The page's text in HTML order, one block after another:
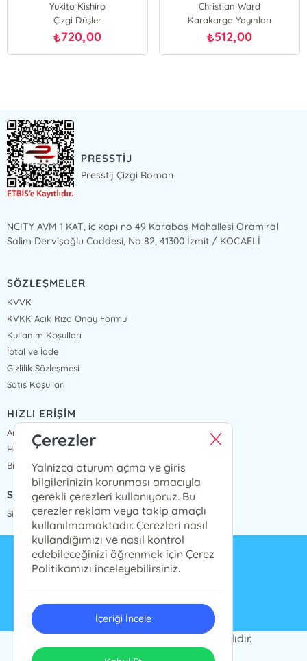
Yukito Kishiro
Çizgi Düşler
₺720,00
Christian Ward
Karakarga Yayınları
₺512,00
PRESSTİJ
Presstij Çizgi Roman
NCİTY AVM 1 KAT, iç kapı no 49 Karabaş Mahallesi Oramiral
Salim Dervişoğlu Caddesi, No 82, 41300 İzmit / KOCAELİ
SÖZLEŞMELER
KVVK
KVKK Açık Rıza Onay Formu
Kullanım Koşulları
İptal ve İade
Gizlilik Sözleşmesi
Satış Koşulları
HIZLI ERİŞİM
Anasayfa
Hakkımızda
Bize Ulaşın
SİPARİŞ TAKİP
Sipariş Takip
info@presstij.com.tr
0262 606 06 59
PRESSTİJ © 2024 Tüm Hakları Saklıdır.
Çerezler
Yalnizca oturum açma ve giris
bilgilerinizin korunması amacıyla
gerekli çerezleri kullanıyoruz. Bu
çerezler reklam veya takip amaçlı
kullanılmamaktadır. Çerezleri nasıl
kullandığımızı ve nasıl kontrol
edebileceğinizi öğrenmek için Çerez
Politikamızı inceleyebilirsiniz.
İçeriği İncele